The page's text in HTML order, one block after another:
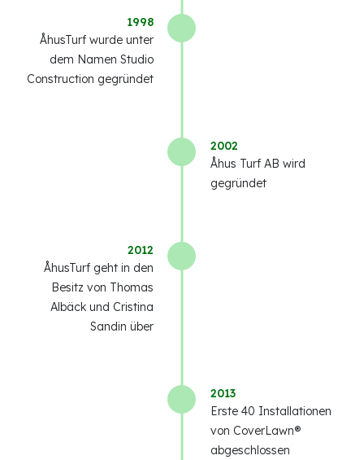
1998
ÅhusTurf wurde unter
dem Namen Studio
Construction gegründet
2002
Åhus Turf AB wird
gegründet
2012
ÅhusTurf geht in den
Besitz von Thomas
Albäck und Cristina
Sandin über
2013
Erste 40 Installationen
von CoverLawn®
abgeschlossen